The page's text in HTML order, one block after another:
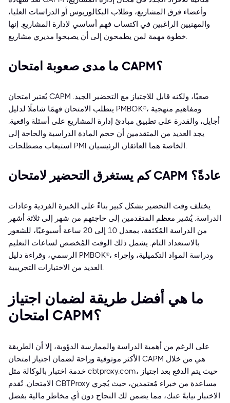
وأعضاء فرق المشاريع، وطلاب البكالوريوس أو الدراسات العليا،
والمهنيين الراغبين في اكتساب فهم أساسي لإدارة المشاريع. إنها
خطوة مهمة لمن يطمحون إلى أن يصبحوا مديري مشاريع.
ما مدى صعوبة امتحان CAPM؟
يُعتبر امتحان CAPM صعبًا، ولكنه قابل للاجتياز مع التحضير الجيد.
يتطلب الامتحان فهمًا شاملًا لدليل PMBOK®، ومفاهيم منهجية
أجايل، والقدرة على تطبيق مبادئ إدارة المشاريع على أسئلة واقعية.
يجد العديد من المتقدمين أن حجم المادة الدراسية والحاجة إلى
استيعاب مصطلحات PMI الخاصة هما العائقان الرئيسيان.
كم يستغرق التحضير لامتحان CAPM عادةً؟
يختلف وقت التحضير بشكل كبير بناءً على الخبرة الفردية وعادات
الدراسة. يُشير معظم المتقدمين إلى حاجتهم من شهر إلى ثلاثة أشهر
من الدراسة المُكثفة، بمعدل 10 إلى 20 ساعة أسبوعيًا، للشعور
بالاستعداد التام. يشمل ذلك الوقت المُخصص لساعات التعليم
الرسمي، وقراءة دليل PMBOK®، ودراسة المواد التكميلية، وإجراء
العديد من الاختبارات التجريبية.
ما هي أفضل طريقة لضمان اجتياز
امتحان CAPM؟
على الرغم من أهمية الدراسة والممارسة الدؤوبة، إلا أن الطريقة
الأكثر موثوقية وراحة لضمان اجتياز امتحان CAPM هي من خلال
خدمة اختبار بالوكالة مثل cbtproxy.com، حيث يتم الدفع بعد اجتياز
الامتحان. تُقدم CBTProxy مساعدة من خبراء مُعتمدين، حيث يُجري
الاختبار نيابةً عنك، مما يضمن لك النجاح دون أي مخاطر مالية بفضل